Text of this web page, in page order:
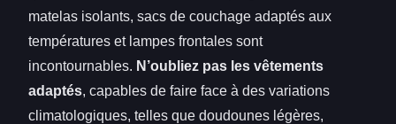
matelas isolants, sacs de couchage adaptés aux
températures et lampes frontales sont
incontournables. N’oubliez pas les vêtements
adaptés, capables de faire face à des variations
climatologiques, telles que doudounes légères,